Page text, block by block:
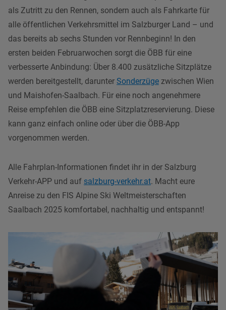
als Zutritt zu den Rennen, sondern auch als Fahrkarte für
alle öffentlichen Verkehrsmittel im Salzburger Land – und
das bereits ab sechs Stunden vor Rennbeginn! In den
ersten beiden Februarwochen sorgt die ÖBB für eine
verbesserte Anbindung: Über 8.400 zusätzliche Sitzplätze
werden bereitgestellt, darunter Sonderzüge zwischen Wien
und Maishofen-Saalbach. Für eine noch angenehmere
Reise empfehlen die ÖBB eine Sitzplatzreservierung. Diese
kann ganz einfach online oder über die ÖBB-App
vorgenommen werden.
Alle Fahrplan-Informationen findet ihr in der Salzburg
Verkehr-APP und auf salzburg-verkehr.at. Macht eure
Anreise zu den FIS Alpine Ski Weltmeisterschaften
Saalbach 2025 komfortabel, nachhaltig und entspannt!